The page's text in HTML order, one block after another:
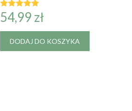
Oceniono
5.00
54,99 zł
DODAJ DO KOSZYKA